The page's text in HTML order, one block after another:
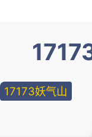
17173妖气山